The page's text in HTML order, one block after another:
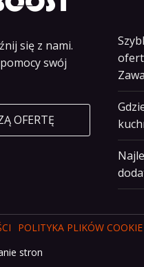
się z nami.
swój
OFERTĘ
POLITYKA PLIKÓW COOKIE
stron